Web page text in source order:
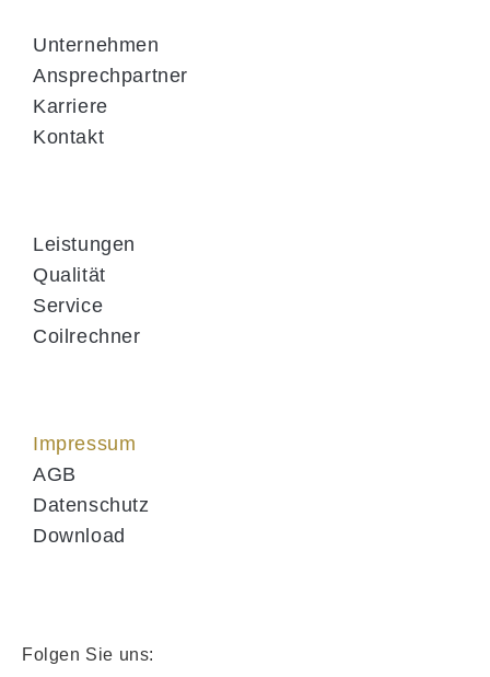
Unternehmen
Ansprechpartner
Karriere
Kontakt
Leistungen
Qualität
Service
Coilrechner
Impressum
AGB
Datenschutz
Download
Folgen Sie uns: